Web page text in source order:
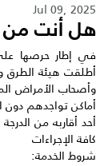
Jul 09, 2025
هل أنت من
في إطار حرصها
أطلقت هيئة الطرق
وأصحاب الأمراض
أماكن تواجدهم دون
أحد أقاربه من
كافة الإجراءات
شروط الخدمة: